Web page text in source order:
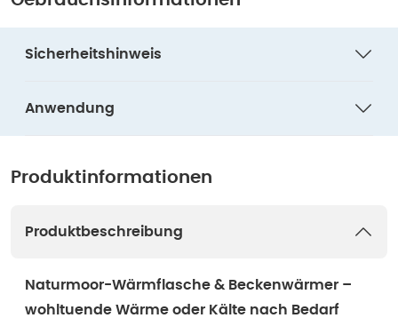
Sicherheitshinweis
Anwendung
Produktinformationen
Produktbeschreibung
Naturmoor-Wärmflasche & Beckenwärmer –
wohltuende Wärme oder Kälte nach Bedarf